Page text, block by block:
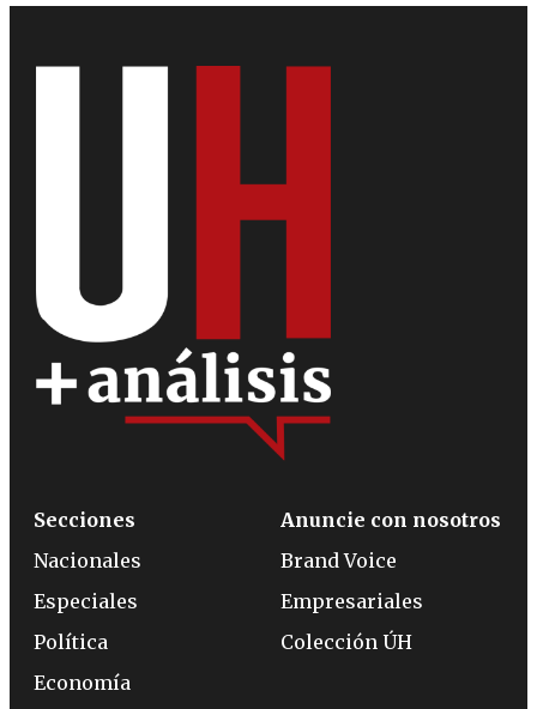
Secciones
Nacionales
Especiales
Política
Economía
Anuncie con nosotros
Brand Voice
Empresariales
Colección ÚH